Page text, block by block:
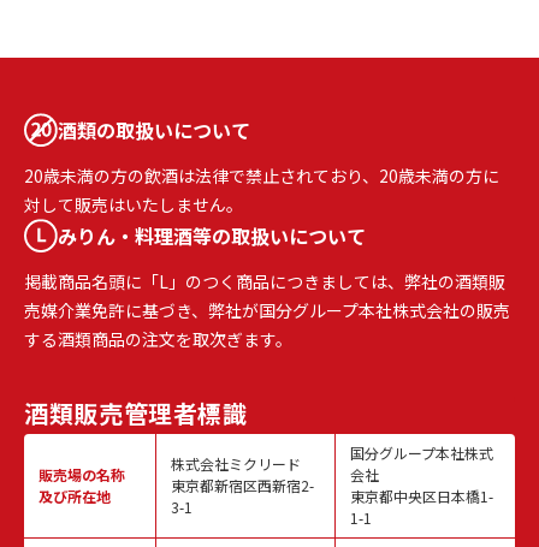
酒類の取扱いについて
20歳未満の方の飲酒は法律で禁止されており、20歳未満の方に
対して販売はいたしません。
みりん・料理酒等の取扱いについて
掲載商品名頭に「L」のつく商品につきましては、弊社の酒類販
売媒介業免許に基づき、弊社が国分グループ本社株式会社の販売
する酒類商品の注文を取次ぎます。
酒類販売管理者標識
販売場の名称
及び所在地
株式会社ミクリード
東京都新宿区西新宿2-
3-1
国分グループ本社株式
会社
東京都中央区日本橋1-
1-1